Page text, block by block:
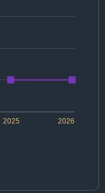
2026
2025